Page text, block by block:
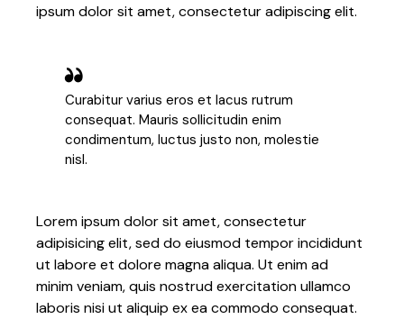
ipsum dolor sit amet, consectetur adipiscing elit.
Curabitur varius eros et lacus rutrum
consequat. Mauris sollicitudin enim
condimentum, luctus justo non, molestie
nisl.
Lorem ipsum dolor sit amet, consectetur
adipisicing elit, sed do eiusmod tempor incididunt
ut labore et dolore magna aliqua. Ut enim ad
minim veniam, quis nostrud exercitation ullamco
laboris nisi ut aliquip ex ea commodo consequat.